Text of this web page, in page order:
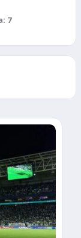
7